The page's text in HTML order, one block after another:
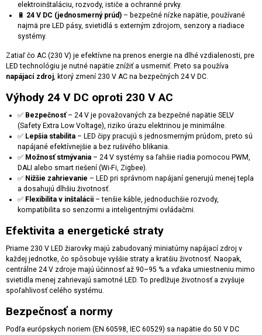
elektroinštaláciu, rozvody, ističe a ochranné prvky.
🔋 24 V DC (jednosmerný prúd) – bezpečné nízke napätie, používané
najmä pre LED pásy, svietidlá s externým zdrojom, senzory a riadiace
systémy.
Zatiaľ čo AC (230 V) je efektívne na prenos energie na dlhé vzdialenosti, pre
LED technológiu je nutné napätie znížiť a usmerniť. Preto sa používa
napájací zdroj, ktorý zmení 230 V AC na bezpečných 24 V DC.
Výhody 24 V DC oproti 230 V AC
✅ Bezpečnosť– 24 V je považovaných za bezpečné napätie SELV
(Safety Extra Low Voltage), riziko úrazu elektrinou je minimálne.
✅ Lepšia stabilita – LED čipy pracujú s jednosmerným prúdom, preto sú
napájané efektívnejšie a bez rušivého blikania.
✅ Možnosť stmývania – 24 V systémy sa ľahšie riadia pomocou PWM,
DALI alebo smart riešení (Wi-Fi, Zigbee).
✅ Nižšie zahrievanie – LED pri správnom napájaní generujú menej tepla
a dosahujú dlhšiu životnosť.
✅ Flexibilita v inštalácii – tenšie káble, jednoduchšie rozvody,
kompatibilita so senzormi a inteligentnými ovládačmi.
Efektivita a energetické straty
Priame 230 V LED žiarovky majú zabudovaný miniatúrny napájací zdroj v
každej jednotke, čo spôsobuje vyššie straty a kratšiu životnosť. Naopak,
centrálne 24 V zdroje majú účinnosť až 90–95 % a vďaka umiestneniu mimo
svietidla menej zahrievajú samotné LED. To predlžuje životnosť a zvyšuje
spoľahlivosť celého systému.
Bezpečnosť a normy
Podľa európskych noriem (EN 60598, IEC 60529) sa napätie do 50 V DC